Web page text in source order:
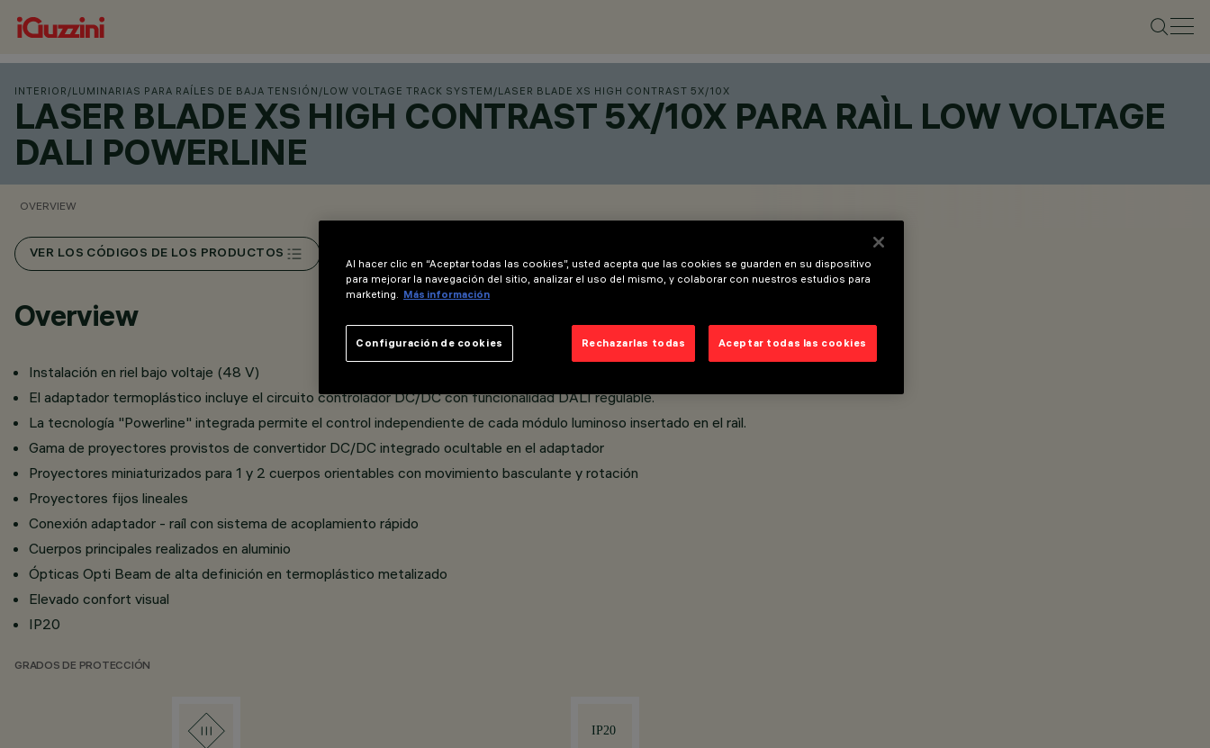
INTERIOR /LUMINARIAS PARA RAÍLES DE BAJA TENSIÓN /LOW VOLTAGE TRACK SYSTEM /LASER BLADE XS HIGH CONTRAST 5X/10X
LASER BLADE XS HIGH CONTRAST 5X/10X PARA RAÌL LOW VOLTAGE
DALI POWERLINE
OVERVIEW
VER LOS CÓDIGOS DE LOS PRODUCTOS
Overview
Instalación en riel bajo voltaje (48 V)
El adaptador termoplástico incluye el circuito controlador DC/DC con funcionalidad DALI regulable.
La tecnología "Powerline" integrada permite el control independiente de cada módulo luminoso insertado en el raìl.
Gama de proyectores provistos de convertidor DC/DC integrado ocultable en el adaptador
Proyectores miniaturizados para 1 y 2 cuerpos orientables con movimiento basculante y rotación
Proyectores fijos lineales
Conexión adaptador - raíl con sistema de acoplamiento rápido
Cuerpos principales realizados en aluminio
Ópticas Opti Beam de alta definición en termoplástico metalizado
Elevado confort visual
IP20
GRADOS DE PROTECCIÓN
Al hacer clic en “Aceptar todas las cookies”, usted acepta que las cookies se guarden en su dispositivo
para mejorar la navegación del sitio, analizar el uso del mismo, y colaborar con nuestros estudios para
marketing.
Más información
Rechazarlas todas Aceptar todas las cookies
Configuración de cookies